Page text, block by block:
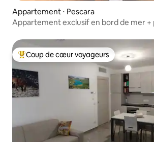
Appartement ⋅ Pescara
Appartement exclusif en bord de mer +
Coups de cœur voyageurs les plus
Coup de cœur voyageurs